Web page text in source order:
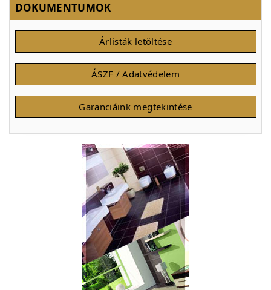
DOKUMENTUMOK
Árlisták letöltése
ÁSZF / Adatvédelem
Garanciáink megtekintése